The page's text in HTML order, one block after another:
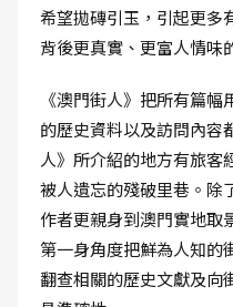
希望拋磚引玉，引起更多
背後更真實、更富人情味
《澳門街人》把所有篇
的歷史資料以及訪問內容
人》所介紹的地方有旅客
被人遺忘的殘破里巷。除
作者更親身到澳門實地取
第一身角度把鮮為人知的
翻查相關的歷史文獻及向